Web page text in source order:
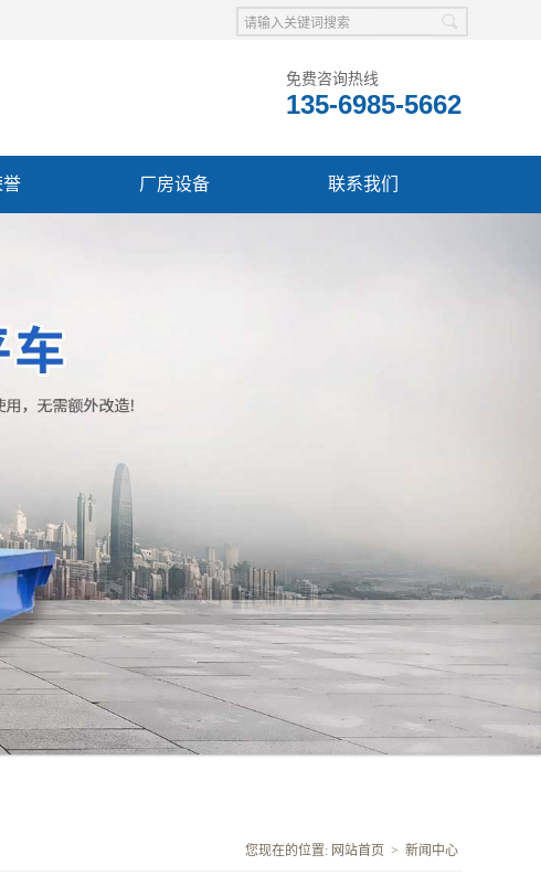
免费咨询热线
135-6985-5662
誉 厂房设备 联系我们
您现在的位置: 网站首页 > 新闻中心